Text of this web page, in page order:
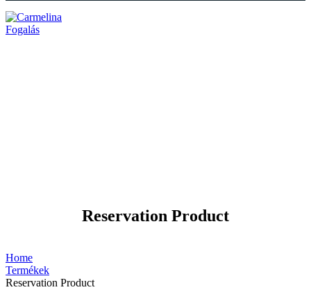
Fogalás
Reservation Product
Home
Termékek
Reservation Product